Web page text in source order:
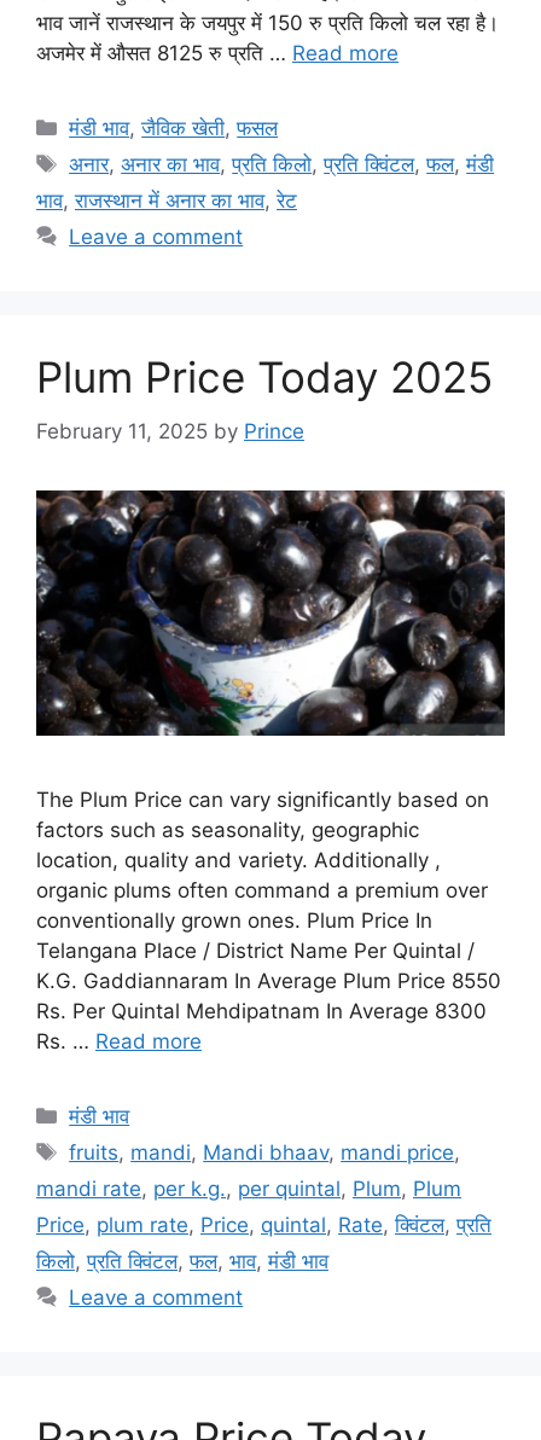
भाव जानें राजस्थान के जयपुर में 150 रु प्रति किलो चल रहा है।
अजमेर में औसत 8125 रु प्रति … Read more
Categories
मंडी भाव,जैविक खेती,फसल
Tags
अनार,अनार का भाव,प्रति किलो,प्रति क्विंटल,फल,मंडी
भाव,राजस्थान में अनार का भाव,रेट
Leave a comment
Plum Price Today 2025
February 11, 2025 by Prince
The Plum Price can vary significantly based on
factors such as seasonality, geographic
location, quality and variety. Additionally ,
organic plums often command a premium over
conventionally grown ones. Plum Price In
Telangana Place / District Name Per Quintal /
K.G. Gaddiannaram In Average Plum Price 8550
Rs. Per Quintal Mehdipatnam In Average 8300
Rs. … Read more
Categories
मंडी भाव
Tags
fruits, mandi, Mandi bhaav, mandi price,
mandi rate, per k.g., per quintal, Plum, Plum
Price, plum rate, Price, quintal, Rate,क्विंटल,प्रति
किलो,प्रति क्विंटल,फल, भाव,मंडी भाव
Leave a comment